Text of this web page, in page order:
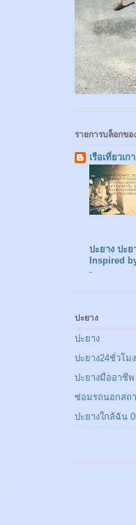
รายการบล็อกขอ
เรือเที่ยวเก
ปะยาง ปะ
Inspired
-
ปะยาง
ปะยาง
ปะยาง24ชั่วโมง
ปะยางมืออาชีพ
ซ่อมรถนอกสถ
ปะยางใกล้ฉัน